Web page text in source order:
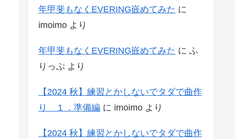
年甲斐もなくEVERING嵌めてみた に
imoimo より
年甲斐もなくEVERING嵌めてみた に ふ
りっぷ より
【2024 秋】練習とかしないでタダで曲作
り １．準備編 に imoimo より
【2024 秋】練習とかしないでタダで曲作